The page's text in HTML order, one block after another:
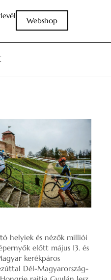
Webshop
helyiek és nézők milliói
előtt május 13. és
kerékpáros
Dél-Magyarország-